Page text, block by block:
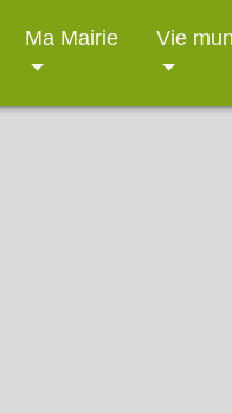
Ma Mairie Vie